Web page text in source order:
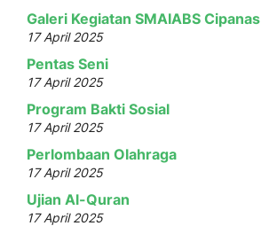
Galeri Kegiatan SMAIABS Cipanas
17 April 2025
Pentas Seni
17 April 2025
Program Bakti Sosial
17 April 2025
Perlombaan Olahraga
17 April 2025
Ujian Al-Quran
17 April 2025